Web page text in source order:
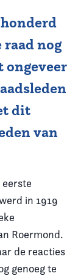
raad nog
ongeveer
dit
van
in 1919
Roermond.
de reacties
genoeg te